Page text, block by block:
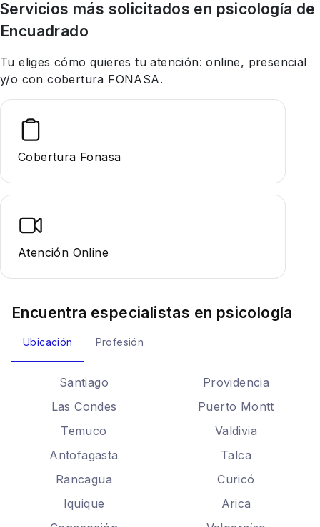
Servicios más solicitados en psicología de
Encuadrado
Tu eliges cómo quieres tu atención: online, presencial
y/o con cobertura FONASA.
Cobertura Fonasa
Atención Online
Encuentra especialistas en psicología
Ubicación Profesión
Santiago
Providencia
Las Condes
Puerto Montt
Temuco
Valdivia
Antofagasta
Talca
Rancagua
Curicó
Iquique
Arica